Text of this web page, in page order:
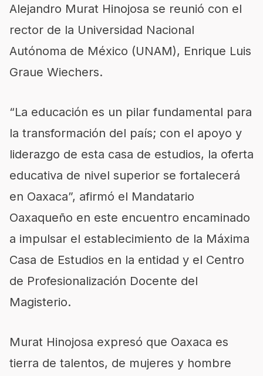
Alejandro Murat Hinojosa se reunió con el
rector de la Universidad Nacional
Autónoma de México (UNAM), Enrique Luis
Graue Wiechers.
“La educación es un pilar fundamental para
la transformación del país; con el apoyo y
liderazgo de esta casa de estudios, la oferta
educativa de nivel superior se fortalecerá
en Oaxaca”, afirmó el Mandatario
Oaxaqueño en este encuentro encaminado
a impulsar el establecimiento de la Máxima
Casa de Estudios en la entidad y el Centro
de Profesionalización Docente del
Magisterio.
Murat Hinojosa expresó que Oaxaca es
tierra de talentos, de mujeres y hombre